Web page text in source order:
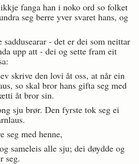
fanga han i noko ord so folket
seg berre yver svaret hans, og
saddusearar - det er dei som neittar
upp att - dei og sette fram eit
skrive den lovi åt oss, at når ein
so skal bror hans gifta seg med
åt bror sin.
sju brør. Den fyrste tok seg ei
seg med henne,
sameleis alle sju; dei døydde og
seg.